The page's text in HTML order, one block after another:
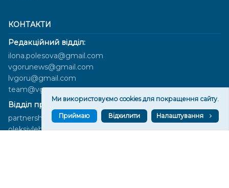
КОНТАКТИ
Редакційний відділ:
ilona.polesova@gmail.com
vgorunews@gmail.com
lvgoru@gmail.com
team@vgoru.org
Відділ продажів:
partnership@vgoru.org
oleksiylehen@vgoru.org
Ми використовуємо cookies для покращення сайту.
Приймаю Відхилити Налаштування